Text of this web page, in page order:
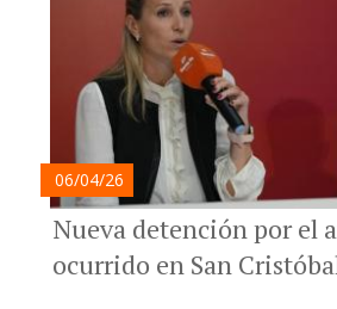
06/04/26
Nueva detención por el
ocurrido en San